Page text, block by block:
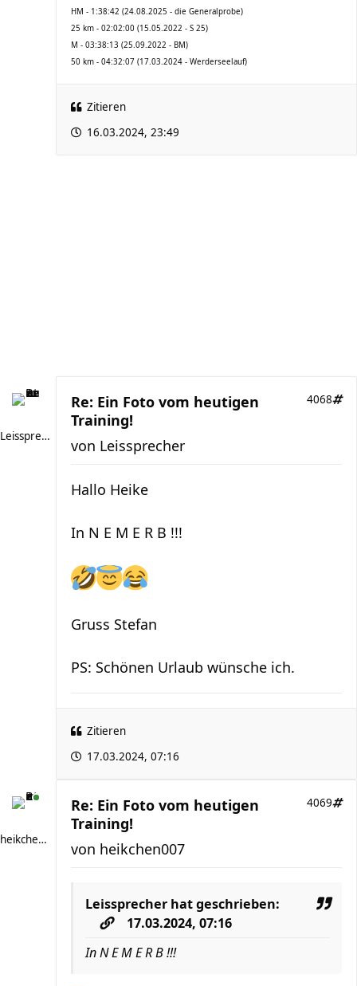
HM - 1:38:42 (24.08.2025 - die Generalprobe)
25 km - 02:02:00 (15.05.2022 - S 25)
M - 03:38:13 (25.09.2022 - BM)
50 km - 04:32:07 (17.03.2024 - Werderseelauf)
Zitieren
16.03.2024, 23:49
Leissprecher
Re: Ein Foto vom heutigen
Training!
4068
von Leissprecher
Hallo Heike
In N E M E R B !!!
Gruss Stefan
PS: Schönen Urlaub wünsche ich.
Zitieren
17.03.2024, 07:16
heikchen007
Re: Ein Foto vom heutigen
Training!
4069
von heikchen007
Leissprecher hat geschrieben:
17.03.2024, 07:16
In N E M E R B !!!